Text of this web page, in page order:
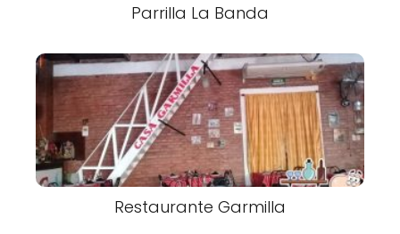
Parrilla La Banda
Restaurante Garmilla